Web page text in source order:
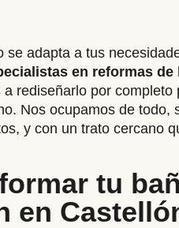
se adapta a tus
en reformas de
rediseñarlo por completo
Nos ocupamos de todo,
y con un trato cercano
tu
en